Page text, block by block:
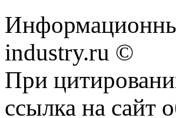
industry.ru ©
При
ссылка на сайт